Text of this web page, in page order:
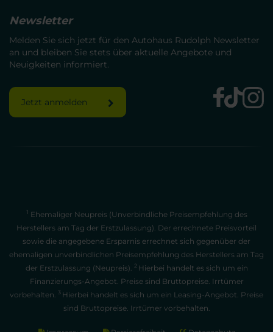
Newsletter
Melden Sie sich jetzt für den Autohaus Rudolph Newsletter
an und bleiben Sie stets über aktuelle Angebote und
Neuigkeiten informiert.
Jetzt anmelden
1 Ehemaliger Neupreis (Unverbindliche Preisempfehlung des
Herstellers am Tag der Erstzulassung). Der errechnete Preisvorteil
sowie die angegebene Ersparnis errechnet sich gegenüber der
ehemaligen unverbindlichen Preisempfehlung des Herstellers am Tag
der Erstzulassung (Neupreis).
2 Hierbei handelt es sich um ein
Finanzierungs-Angebot. Preise sind Bruttopreise. Irrtümer
vorbehalten.
3 Hierbei handelt es sich um ein Leasing-Angebot. Preise
sind Bruttopreise. Irrtümer vorbehalten.